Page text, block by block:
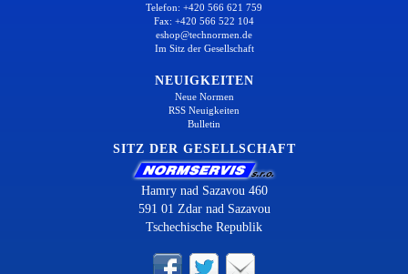
Telefon: +420 566 621 759
Fax: +420 566 522 104
eshop@technormen.de
Im Sitz der Gesellschaft
NEUIGKEITEN
Neue Normen
RSS Neuigkeiten
Bulletin
SITZ DER GESELLSCHAFT
Hamry nad Sazavou 460
591 01 Zdar nad Sazavou
Tschechische Republik